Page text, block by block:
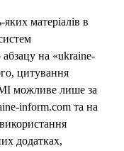
матеріалів в
на «ukraine-
цитування
можливе лише за
inform.com та на
додатках,